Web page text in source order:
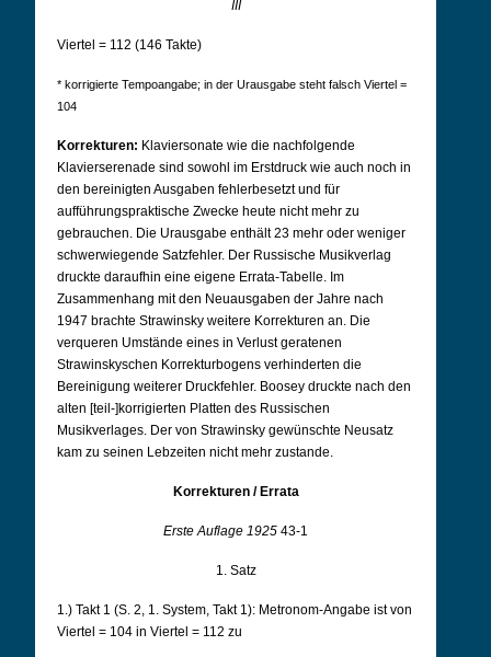
III
Viertel = 112 (146 Takte)
* korrigierte Tempoangabe; in der Urausgabe steht falsch Viertel =
104
Korrekturen: Klaviersonate wie die nachfolgende
Klavierserenade sind sowohl im Erstdruck wie auch noch in
den bereinigten Ausgaben fehlerbesetzt und für
aufführungspraktische Zwecke heute nicht mehr zu
gebrauchen. Die Urausgabe enthält 23 mehr oder weniger
schwerwiegende Satzfehler. Der Russische Musikverlag
druckte daraufhin eine eigene Errata-Tabelle. Im
Zusammenhang mit den Neuausgaben der Jahre nach
1947 brachte Strawinsky weitere Korrekturen an. Die
verqueren Umstände eines in Verlust geratenen
Strawinskyschen Korrekturbogens verhinderten die
Bereinigung weiterer Druckfehler. Boosey druckte nach den
alten [teil-]korrigierten Platten des Russischen
Musikverlages. Der von Strawinsky gewünschte Neusatz
kam zu seinen Lebzeiten nicht mehr zustande.
Korrekturen / Errata
Erste Auflage 1925 43-1
1. Satz
1.) Takt 1 (S. 2, 1. System, Takt 1): Metronom-Angabe ist von
Viertel = 104 in Viertel = 112 zu